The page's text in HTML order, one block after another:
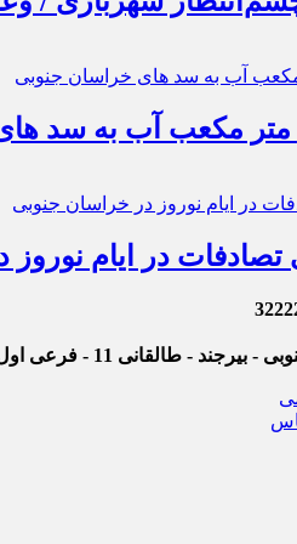
در ایام نوروز
- طالقانی 11 - فرعی اول سمت چپ